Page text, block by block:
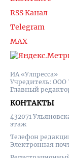
ИА «Улпресса»
Учредитель:
Главный
КОНТАКТЫ
432071
этаж
Телефон
Электронная
RSS Канал
Telegram
MAX